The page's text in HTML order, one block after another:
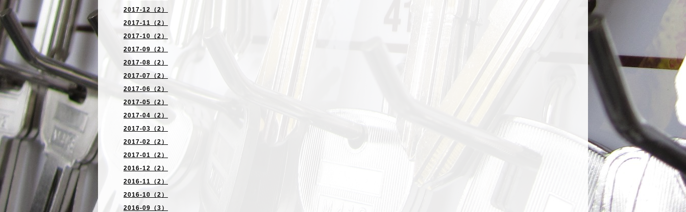
2017-12（2）
2017-11（2）
2017-10（2）
2017-09（2）
2017-08（2）
2017-07（2）
2017-06（2）
2017-05（2）
2017-04（2）
2017-03（2）
2017-02（2）
2017-01（2）
2016-12（2）
2016-11（2）
2016-10（2）
2016-09（3）